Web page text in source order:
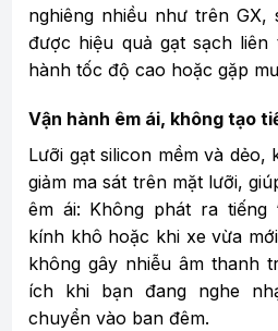
nghiêng nhiều như trên
được hiệu quả gạt sạch
hành tốc độ cao hoặc gặp
Vận hành êm ái, không tạo
Lưỡi gạt silicon mềm và dẻo,
giảm ma sát trên mặt lưỡi,
êm ái: Không phát ra tiếng
kính khô hoặc khi xe vừa
không gây nhiễu âm thanh
ích khi bạn đang nghe
chuyển vào ban đêm.